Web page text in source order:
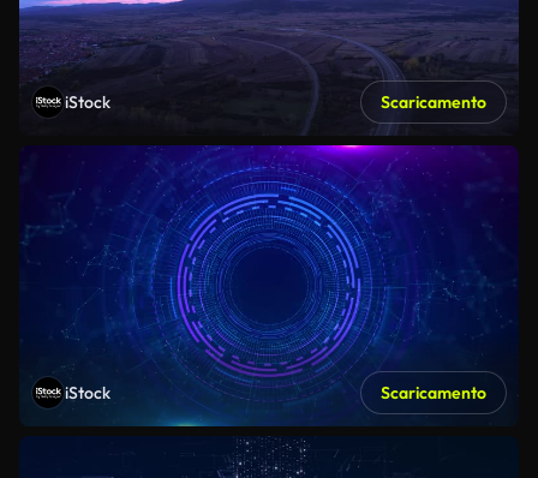
iStock Scaricamento
iStock Scaricamento